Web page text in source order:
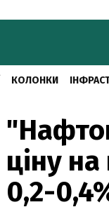
КОЛОНКИ
ціну
0,2-